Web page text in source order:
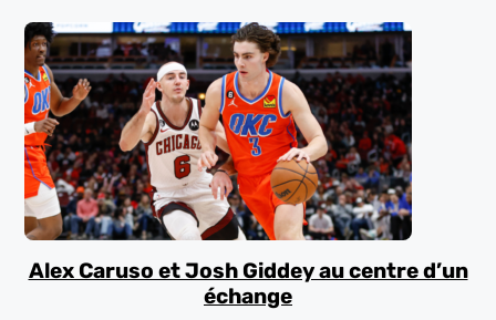
Alex Caruso et Josh Giddey au centre d’un
échange